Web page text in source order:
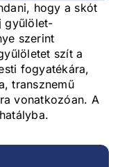
hogy a skót
gyűlölet-
szerint
szít a
fogyatékára,
transznemű
vonatkozóan. A